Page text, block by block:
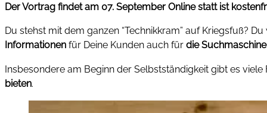
Der Vortrag findet am 07. September Online statt ist
Du stehst mit dem ganzen “Technikkram” auf Kriegsfuß?
Informationen für Deine Kunden auch für die
Insbesondere am Beginn der Selbstständigkeit gibt es
bieten.